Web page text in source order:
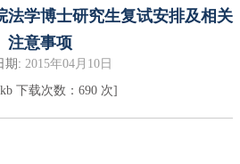
法学博士研究生复试安排及相关
注意事项
期: 2015年04月10日
下载次数： 690 次]